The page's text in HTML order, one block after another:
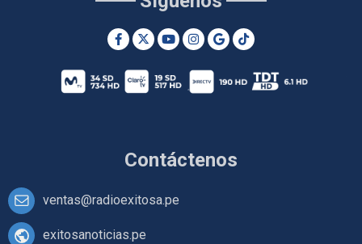
Contáctenos
ventas@radioexitosa.pe
exitosanoticias.pe